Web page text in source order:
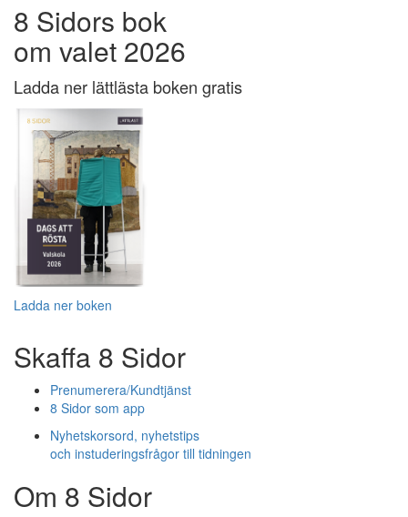
8 Sidors bok
om valet 2026
Ladda ner lättlästa boken gratis
Ladda ner boken
Skaffa 8 Sidor
Prenumerera/Kundtjänst
8 Sidor som app
Nyhetskorsord, nyhetstips
och instuderingsfrågor till tidningen
Om 8 Sidor